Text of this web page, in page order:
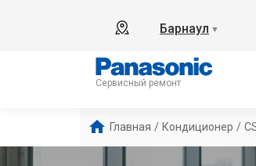
Барнаул ▼
Сервисный ремонт
Главная / Кондиционер /